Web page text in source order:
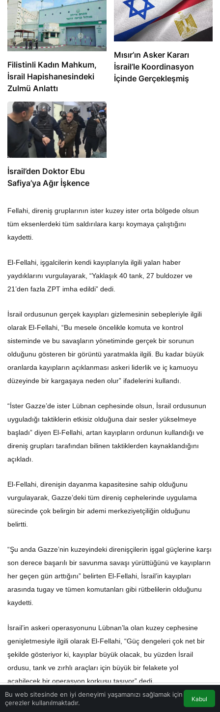
Filistinli Kadın Mahkum,
İsrail Hapishanesindeki
Zulmü Anlattı
Mısır’ın Asker Kararı
İsrail’le Koordinasyon
İçinde Gerçekleşmiş
İsrail’den Doktor Ebu
Safiya’ya Ağır İşkence
Fellahi, direniş gruplarının ister kuzey ister orta bölgede olsun
tüm eksenlerdeki tüm saldırılara karşı koymaya çalıştığını
kaydetti.
El-Fellahi, işgalcilerin kendi kayıplarıyla ilgili yalan haber
yaydıklarını vurgulayarak, “Yaklaşık 40 tank, 27 buldozer ve
21’den fazla ZPT imha edildi” dedi.
İsrail ordusunun gerçek kayıpları gizlemesinin sebepleriyle ilgili
olarak El-Fellahi, “Bu mesele öncelikle komuta ve kontrol
sisteminde ve bu savaşların yönetiminde gerçek bir sorunun
olduğunu gösteren bir görüntü yaratmakla ilgili. Bu kadar büyük
oranlarda kayıpların açıklanması askeri liderlik ve iç kamuoyu
düzeyinde bir kargaşaya neden olur” ifadelerini kullandı.
“İster Gazze’de ister Lübnan cephesinde olsun, İsrail ordusunun
uyguladığı taktiklerin etkisiz olduğuna dair sesler yükselmeye
başladı” diyen El-Fellahi, artan kayıpların ordunun kullandığı ve
direniş grupları tarafından bilinen taktiklerden kaynaklandığını
açıkladı.
El-Fellahi, direnişin dayanma kapasitesine sahip olduğunu
vurgulayarak, Gazze’deki tüm direniş cephelerinde uygulama
sürecinde çok belirgin bir ademi merkeziyetçiliğin olduğunu
belirtti.
“Şu anda Gazze’nin kuzeyindeki direnişçilerin işgal güçlerine karşı
son derece başarılı bir savunma savaşı yürüttüğünü ve kayıpların
her geçen gün arttığını” belirten El-Fellahi, İsrail’in kayıpları
arasında tugay ve tümen komutanları gibi rütbelilerin olduğunu
kaydetti.
İsrail’in askeri operasyonunu Lübnan’la olan kuzey cephesine
genişletmesiyle ilgili olarak El-Fellahi, “Güç dengeleri çok net bir
şekilde gösteriyor ki, kayıplar büyük olacak, bu yüzden İsrail
ordusu, tank ve zırhlı araçları için büyük bir felakete yol
açabilecek bir operasyon korkusu taşıyor” dedi.
İşgalci İsrail’in iç durumuna da değinen Fellahi, İsrail ordusunun
Bu web sitesinde en iyi deneyimi yaşamanızı sağlamak için
çerezler kullanılmaktadır.
Kabul
Anasayfa Akış Trafik